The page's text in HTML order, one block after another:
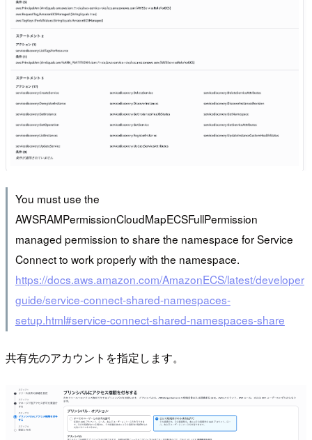
You must use the
AWSRAMPermissionCloudMapECSFullPermission
managed permission to share the namespace for Service
Connect to work properly with the namespace.
https://docs.aws.amazon.com/AmazonECS/latest/developer
guide/service-connect-shared-namespaces-
setup.html#service-connect-shared-namespaces-share
共有先のアカウントを指定します。